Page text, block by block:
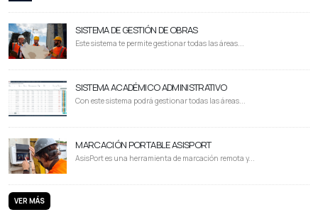
SISTEMA DE GESTIÓN DE OBRAS
Este sistema te permite gestionar todas las áreas...
SISTEMA ACADÉMICO ADMINISTRATIVO
Con este sistema podrá gestionar todas las áreas...
MARCACIÓN PORTABLE ASISPORT
AsisPort es una herramienta de marcación remota y...
VER MÁS